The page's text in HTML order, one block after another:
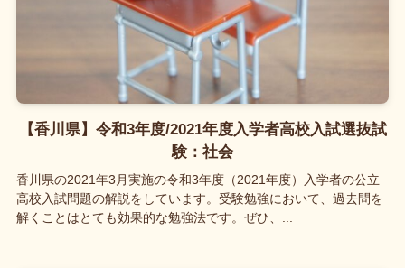
【香川県】令和3年度/2021年度入学者高校入試選抜試
験：社会
香川県の2021年3月実施の令和3年度（2021年度）入学者の公立
高校入試問題の解説をしています。受験勉強において、過去問を
解くことはとても効果的な勉強法です。ぜひ、...